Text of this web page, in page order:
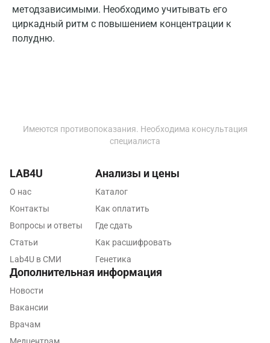
методзависимыми. Необходимо учитывать его
циркадный ритм с повышением концентрации к
полудню.
Нижнекамск
Одинцово
Орел
Орехово-Зуево
Пенза
Имеются противопоказания. Необходима консультация
специалиста
LAB4U
О нас
Контакты
Вопросы и ответы
Статьи
Lab4U в СМИ
Анализы и цены
Каталог
Как оплатить
Где сдать
Как расшифровать
Генетика
Дополнительная информация
Новости
Вакансии
Врачам